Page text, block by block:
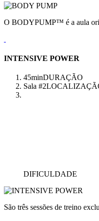
O BODYPUMP™ é a aula
INTENSIVE POWER
45minDURAÇÃO
Sala #2
DIFICULDADE
São três sessões de treino